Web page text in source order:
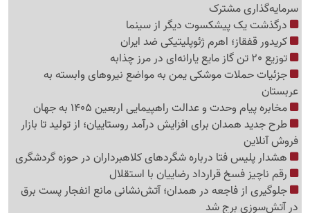
سرمایه‌گذاری مشترک
درگذشت یک پیشکسوت دیگر از سینما
کریدور قفقاز؛ اهرم ژئوپلیتیکی ضد ایران
توزیع 20 تن گاز مایع یارانه‌ای در مرز چذابه
جزئیات حملات موشکی یمن به مواضع نیروهای وابسته به
عربستان
مخابره پیام وحدت و عدالت راهپیمایی اربعین 1405 به جهان
طرح جدید همدان برای افزایش درآمد روستاییان؛ از تولید تا بازار
فروش آنلاین
هشدار پلیس فتا درباره شگردهای کلاهبرداران در حوزه گردشگری
رقم ناچیز فسخ قرارداد رضاییان با استقلال
جلوگیری از فاجعه در همدان؛ آتش‌نشانی مانع انفجار پست برق
در آتش‌سوزی برج شد